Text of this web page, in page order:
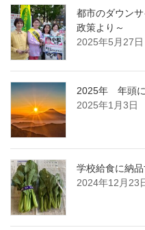
都市のダウン
政策より～
2025年5月27日
2025年 年頭
2025年1月3日
学校給食に納
2024年12月23